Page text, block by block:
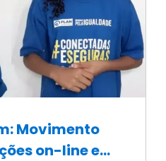
Movimento
on-line e